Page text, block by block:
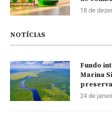
18 de
NOTÍCIAS
Fundo
Marina
24 de